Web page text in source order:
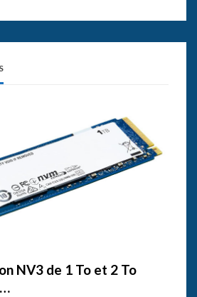
NV3 de 1 To et 2 To